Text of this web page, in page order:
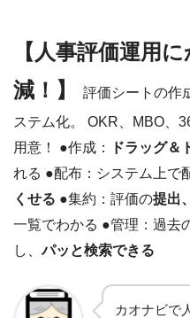
【人事評価運用
減！】
評価シートの作
ステム化。 OKR、MBO、
用意！ ●作成：
ドラッグ＆
れる ●配布：システム上で
くせる ●集約：評価の提出
一覧でわかる ●管理：過去
し、パッと検索できる
カオナビで